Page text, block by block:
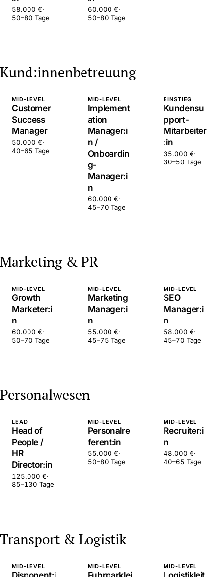
58.000 €·
50–80 Tage
60.000 €·
50–80 Tage
Kund:innenbetreuung
MID-LEVEL
Customer
Success
Manager
50.000 €·
40–65 Tage
MID-LEVEL
Implement
ation
Manager:i
n /
Onboardin
g-
Manager:i
n
60.000 €·
45–70 Tage
EINSTIEG
Kundensu
pport-
Mitarbeiter
:in
35.000 €·
30–50 Tage
Marketing & PR
MID-LEVEL
Growth
Marketer:i
n
60.000 €·
50–70 Tage
MID-LEVEL
Marketing
Manager:i
n
55.000 €·
45–75 Tage
MID-LEVEL
SEO
Manager:i
n
58.000 €·
45–70 Tage
Personalwesen
LEAD
Head of
People /
HR
Director:in
125.000 €·
85–130 Tage
MID-LEVEL
Personalre
ferent:in
55.000 €·
50–80 Tage
MID-LEVEL
Recruiter:i
n
48.000 €·
40–65 Tage
Transport & Logistik
MID-LEVEL
Disponent:i
MID-LEVEL
Fuhrparklei
MID-LEVEL
Logistikleit